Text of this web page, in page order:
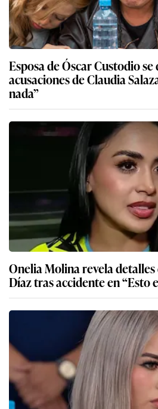
Esposa de Óscar Custodio
acusaciones de Claudia
nada”
Onelia Molina revela
Díaz tras accidente en “Esto